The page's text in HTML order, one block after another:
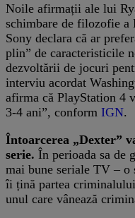
Noile afirmații ale lui
schimbare de filozofie
Sony declara că ar
plin” de caracteristicile
dezvoltării de jocuri
interviu acordat
afirma că PlayStation 4
3-4 ani”, conform IGN.
Întoarcerea „Dexter”
serie. În perioada sa de
mai bune seriale TV – o
îi țină partea
unul care vânează